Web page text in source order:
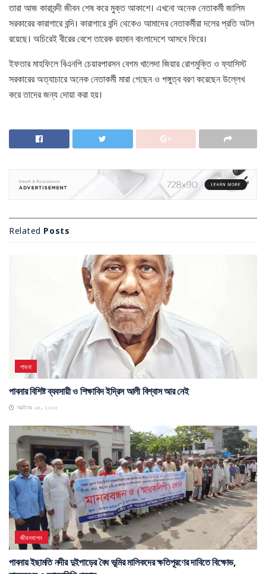
তারা আজ কারাবন্দী জীবন শেষ করে মুক্ত আকাশে। এখনো অনেক নেতাকর্মী জালিম
সরকারের কারাগারে বন্দি। কারাগারে বন্দি থেকেও আমাদের নেতাকর্মীরা দলের প্রতি অটল
রয়েছে। অচিরেই বীরের বেশে তারেক রহমান বাংলাদেশে আসবে ফিরে।
ইফতার মাহফিলে বিএনপি চেয়ারপারসন বেগম খালেদা জিয়ার রোগমুক্তি ও ফ্যাসিস্ট
সরকারের অত্যাচারে অনেক নেতাকর্মী মারা গেছেন ও পঙ্গুত্ব বরণ করেছেন উল্লেখ
করে তাদের জন্য দোয়া করা হয়।
Related Posts
পাবনা
পাবনার বিশিষ্ট ব্যবসায়ী ও শিক্ষাবিদ ইদ্রিস আলী বিশ্বাস আর নেই
অক্টোবর ২৫, ২০২৫
জীবনযাপন
পাবনায় ইছামতি নদীর দুইপাড়ের বৈধ ভূমির মালিকদের ক্ষতিপূরণের দাবিতে বিক্ষোভ,